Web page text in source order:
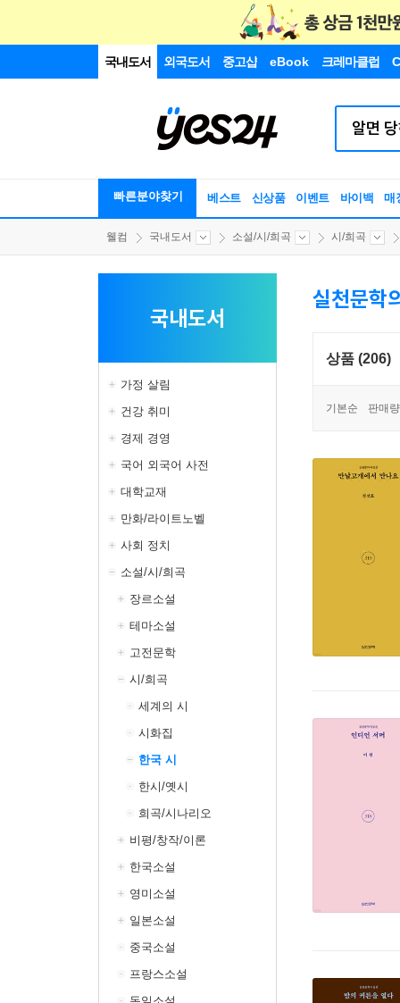
국내도서 외국도서 중고샵 eBook 크레마클럽
빠른분야찾기 베스트 신상품 이벤트 바이백 매
웰컴 국내도서 소설/시/희곡 시/희곡
국내도서
가정 살림
건강 취미
경제 경영
국어 외국어 사전
대학교재
만화/라이트노벨
사회 정치
소설/시/희곡
장르소설
테마소설
고전문학
시/희곡
세계의 시
시화집
한국 시
한시/옛시
희곡/시나리오
비평/창작/이론
한국소설
영미소설
일본소설
중국소설
프랑스소설
실천문학
상품 (206)
기본순 판매